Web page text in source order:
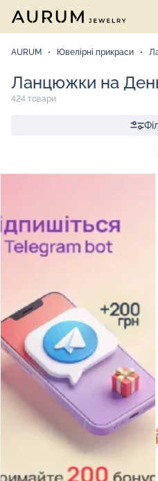
AURUM Ювелірні прикраси
Ланцюжки на
424 товари